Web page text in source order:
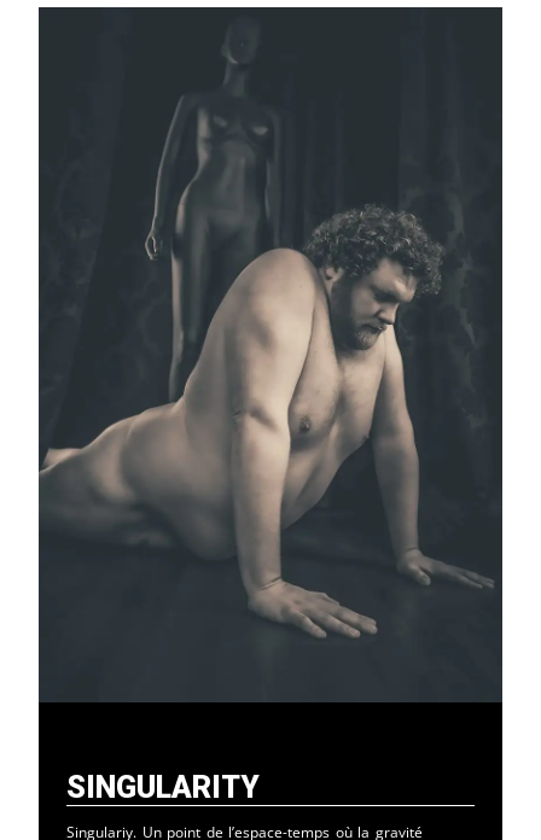
Singularity
Singulariy. Un point de l’espace-temps où la gravité